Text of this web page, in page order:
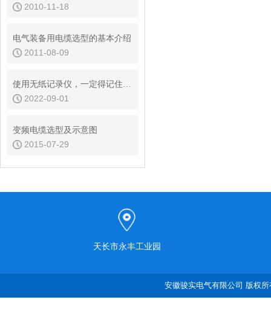
2010-11-18
电气装备用电缆选型的基本介绍
2011-08-09
使用无纸记录仪，一定得记住这几点！
2022-09-01
变频电缆选型及示意图
2015-07-29
天长市永丰工业园
安徽骏实电气有限公司 版权